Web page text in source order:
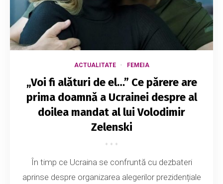
ACTUALITATE FEMEIA
„Voi fi alături de el…” Ce părere are
prima doamnă a Ucrainei despre al
doilea mandat al lui Volodimir
Zelenski
În timp ce Ucraina se confruntă cu dezbateri
aprinse despre organizarea alegerilor prezidențiale